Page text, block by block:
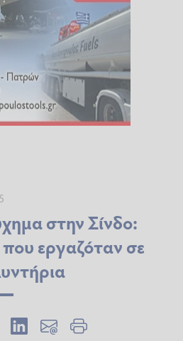
στην Σίνδο:
εργαζόταν σε